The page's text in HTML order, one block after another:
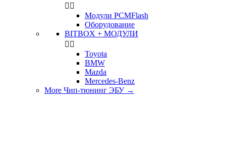
 
Модули PCMFlash
Оборудование
BITBOX + МОДУЛИ
 
Toyota
BMW
Mazda
Mercedes-Benz
More Чип-тюнинг ЭБУ →